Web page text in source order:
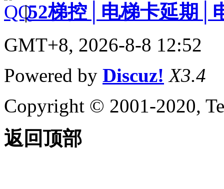
|52梯控│电梯卡延期│
GMT+8, 2026-8-8 12:52
Powered by Discuz! X3.4
Copyright © 2001-2020,
返回顶部